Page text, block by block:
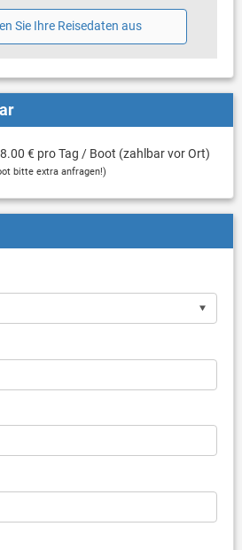
Sie Ihre Reisedaten aus
€ pro Tag / Boot (zahlbar vor Ort)
bitte extra anfragen!)